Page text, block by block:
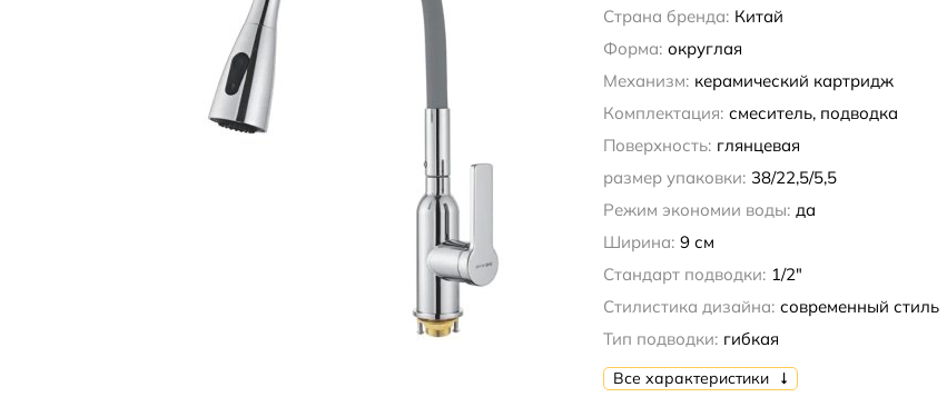
Страна бренда: Китай
Форма: округлая
Механизм: керамический картридж
Комплектация: смеситель, подводка
Поверхность: глянцевая
размер упаковки: 38/22,5/5,5
Режим экономии воды: да
Ширина: 9 см
Стандарт подводки: 1/2"
Стилистика дизайна: современный стиль
Тип подводки: гибкая
Все характеристики